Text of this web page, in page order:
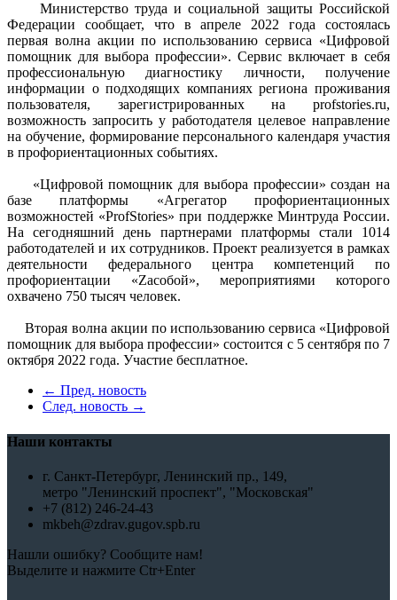
Министерство труда и социальной защиты Российской
Федерации сообщает, что в апреле 2022 года состоялась
первая волна акции по использованию сервиса «Цифровой
помощник для выбора профессии». Сервис включает в себя
профессиональную диагностику личности, получение
информации о подходящих компаниях региона проживания
пользователя, зарегистрированных на profstories.ru,
возможность запросить у работодателя целевое направление
на обучение, формирование персонального календаря участия
в профориентационных событиях.
«Цифровой помощник для выбора профессии» создан на
базе платформы «Агрегатор профориентационных
возможностей «ProfStories» при поддержке Минтруда России.
На сегодняшний день партнерами платформы стали 1014
работодателей и их сотрудников. Проект реализуется в рамках
деятельности федерального центра компетенций по
профориентации «Zасобой», мероприятиями которого
охвачено 750 тысяч человек.
Вторая волна акции по использованию сервиса «Цифровой
помощник для выбора профессии» состоится с 5 сентября по 7
октября 2022 года. Участие бесплатное.
← Пред. новость
След. новость →
Наши контакты
г. Санкт-Петербург, Ленинский пр., 149,
метро "Ленинский проспект", "Московская"
+7 (812) 246-24-43
mkbeh@zdrav.gugov.spb.ru
Нашли ошибку? Сообщите нам!
Выделите и нажмите Ctr+Enter